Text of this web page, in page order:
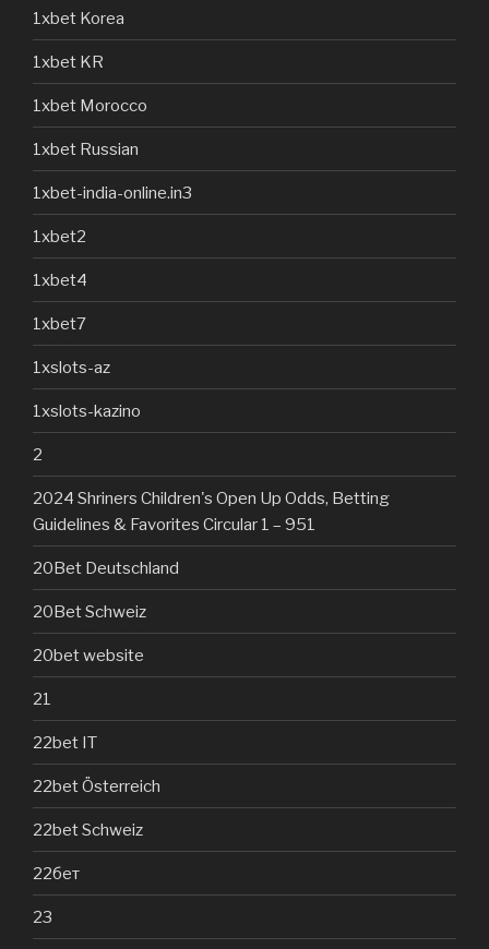
1xbet Korea
1xbet KR
1xbet Morocco
1xbet Russian
1xbet-india-online.in3
1xbet2
1xbet4
1xbet7
1xslots-az
1xslots-kazino
2
2024 Shriners Children's Open Up Odds, Betting
Guidelines & Favorites Circular 1 – 951
20Bet Deutschland
20Bet Schweiz
20bet website
21
22bet IT
22bet Österreich
22bet Schweiz
22бет
23